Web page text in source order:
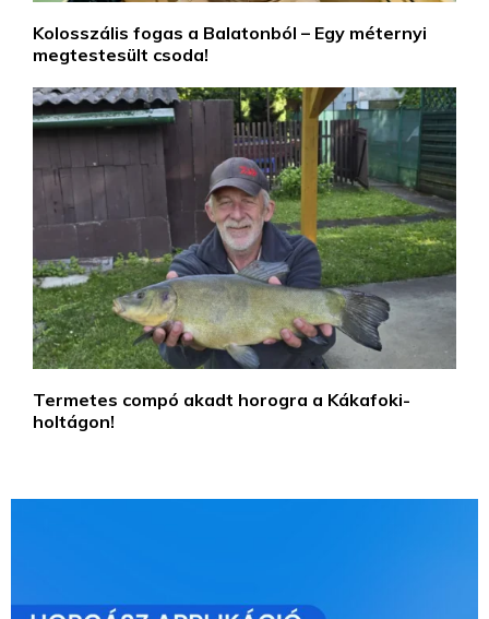
Kolosszális fogas a Balatonból – Egy méternyi
megtestesült csoda!
Termetes compó akadt horogra a Kákafoki-
holtágon!